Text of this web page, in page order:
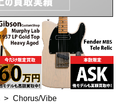
> Chorus/Vibe